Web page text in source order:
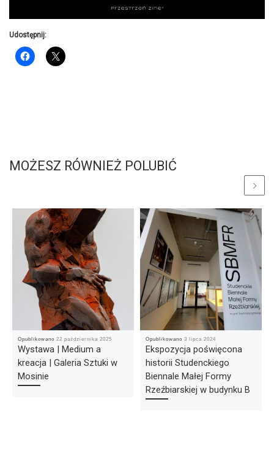
Udostępnij:
MOŻESZ RÓWNIEŻ POLUBIĆ
Opublikowano 22 października 2025
Wystawa | Medium a
kreacja | Galeria Sztuki w
Mosinie
Opublikowano 3 lipca 2024
Ekspozycja poświęcona
historii Studenckiego
Biennale Małej Formy
Rzeźbiarskiej w budynku B